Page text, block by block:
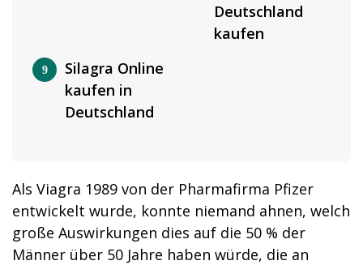
Deutschland
kaufen
Silagra Online
kaufen in
Deutschland
Als Viagra 1989 von der Pharmafirma Pfizer
entwickelt wurde, konnte niemand ahnen, welch
große Auswirkungen dies auf die 50 % der
Männer über 50 Jahre haben würde, die an